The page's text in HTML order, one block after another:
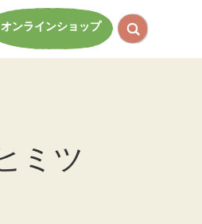
オンラインショップ
ミツ